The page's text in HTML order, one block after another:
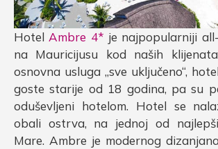
HotelAmbre 4* je najpopularniji
na Mauricijusu kod naših
osnovna usluga „sve uključeno“,
goste starije od 18 godina, pa su
oduševljeni hotelom. Hotel se
obali ostrva, na jednoj od
Mare. Ambre je modernog